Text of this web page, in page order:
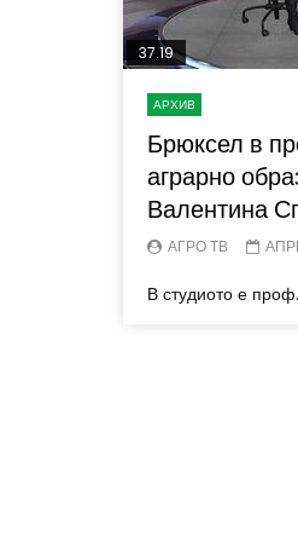
37.19
АРХИВ
Брюксел в
аграрно
Валентина
АГРО ТВ
В студиото е